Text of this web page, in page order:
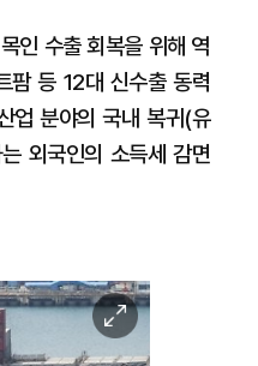
인 수출 회복을 위해 역
팜 등 12대 신수출 동력
업 분야의 국내 복귀(유
외국인의 소득세 감면
이
미